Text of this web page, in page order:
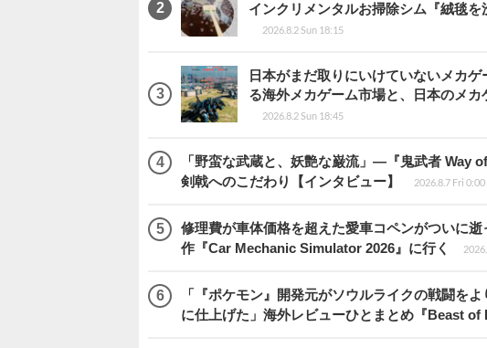
インクリメンタルお掃除シム『絨毯を
2026.8.2 Sun 18:15
日本がまだ取りにいけていないメカ
る海外メカゲーム市場と、日本のメカ
2026.8.2 Sun 18:45
「野蛮な武蔵と、妖艶な巌流」―『鬼武者 Way
剣戟へのこだわり【インタビュー】
2026.8.7 Fri 0:00
修理費が車体価格を超えた愛車コペンがついに
作『Car Mechanic Simulator 2026』に行く
「『ポケモン』開発元がソウルライクの戦闘を
に仕上げた」海外レビューひとまとめ『Beast of